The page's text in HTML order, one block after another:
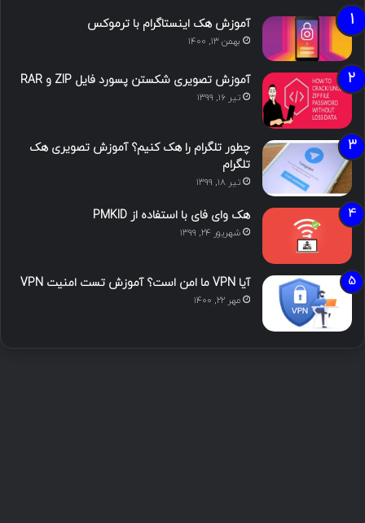
آموزش هک اینستاگرام با ترموکس
بهمن ۱۳, ۱۴۰۰
آموزش تصویری شکستن پسورد فایل ZIP و RAR
تیر ۱۶, ۱۳۹۹
چطور تلگرام را هک کنیم؟ آموزش تصویری هک
تلگرام
تیر ۱۸, ۱۳۹۹
هک وای فای با استفاده از PMKID
شهریور ۲۴, ۱۳۹۹
آیا VPN ما امن است؟ آموزش تست امنیت VPN
مهر ۲۲, ۱۴۰۰